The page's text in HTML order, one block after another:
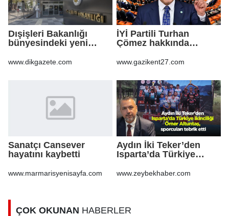
Dışişleri Bakanlığı
bünyesindeki yeni
Gazete'de
www.dikgazete.com
İYİ Partili Turhan
Çömez hakkında
www.gazikent27.com
Sanatçı Cansever
hayatını kaybetti
www.marmarisyenisayfa.com
Aydın İki Teker’den
Isparta’da Türkiye
Altuntaş, sporcuları
www.zeybekhaber.com
ÇOK OKUNAN HABERLER